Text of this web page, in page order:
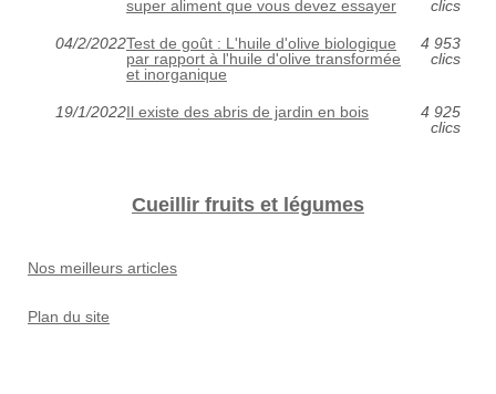
super aliment que vous devez essayer
clics
04/2/2022Test de goût : L'huile d'olive biologique
par rapport à l'huile d'olive transformée
et inorganique
4 953
clics
19/1/2022Il existe des abris de jardin en bois
4 925
clics
Cueillir fruits et légumes
Nos meilleurs articles
Plan du site